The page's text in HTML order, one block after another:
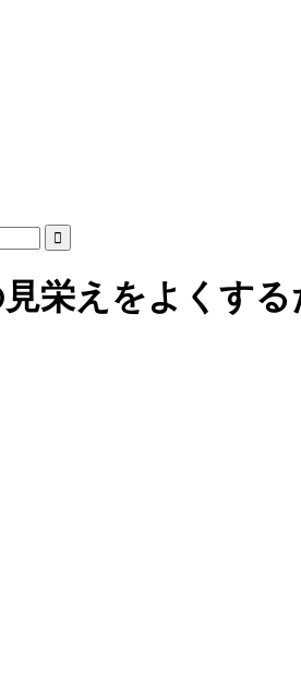
栄えをよくす